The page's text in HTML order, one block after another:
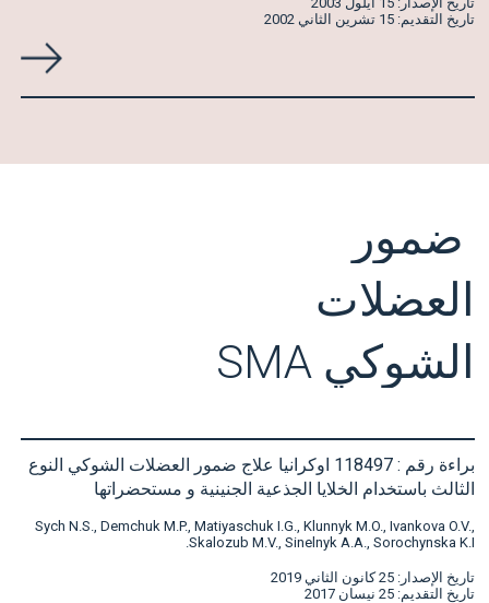
تاريخ التقديم: 15 تشرين الثاني 2002
ضمور
العضلات
الشوكي SMA
براءة رقم : 118497 اوكرانيا علاج ضمور العضلات الشوكي النوع
الثالث باستخدام الخلايا الجذعية الجنينية و مستحضراتها
Sych N.S., Demchuk M.P., Matiyaschuk I.G., Klunnyk M.O., Ivankova O.V.,
Skalozub M.V., Sinelnyk A.A., Sorochynska K.I.
تاريخ الإصدار: 25 كانون الثاني 2019
تاريخ التقديم: 25 نيسان 2017